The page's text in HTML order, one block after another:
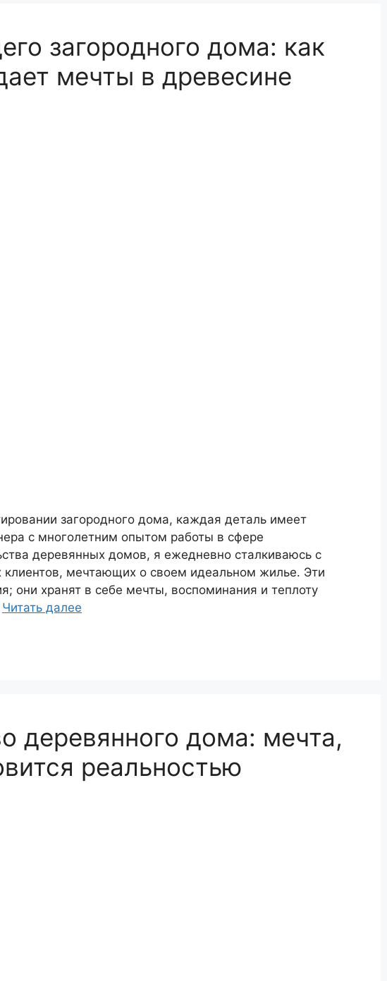
загородного дома: как
мечты в древесине
загородного дома, каждая деталь имеет
с многолетним опытом работы в сфере
деревянных домов, я ежедневно сталкиваюсь с
мечтающих о своем идеальном жилье. Эти
они хранят в себе мечты, воспоминания и теплоту
Читать далее
деревянного дома: мечта,
реальностью